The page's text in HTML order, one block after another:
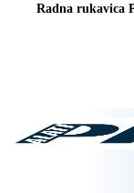
Radna rukavica